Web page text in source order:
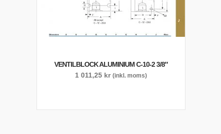
VENTILBLOCK ALUMINIUM C-10-2 3/8″
1 011,25 kr (inkl. moms)